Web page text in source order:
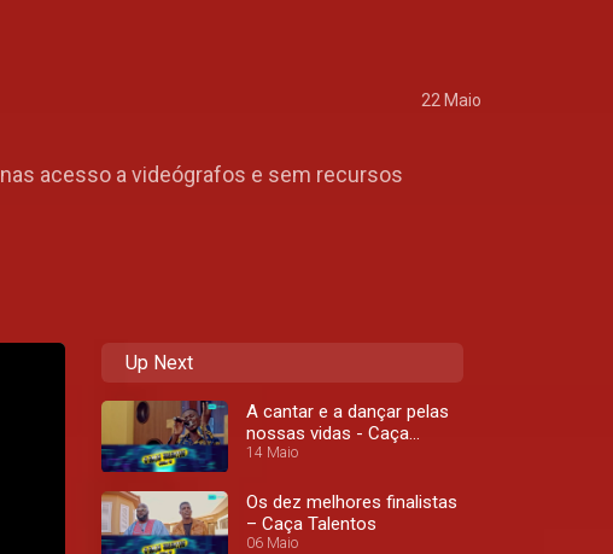
22 Maio
acesso a videógrafos e sem recursos
Up Next
A cantar e a dançar pelas
nossas vidas - Caça
Talentos
14 Maio
Os dez melhores finalistas
– Caça Talentos
06 Maio